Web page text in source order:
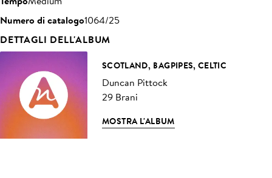
Numero di catalogo1064/25
DETTAGLI DELL'ALBUM
SCOTLAND, BAGPIPES, CELTIC
Duncan Pittock
29 Brani
MOSTRA L'ALBUM